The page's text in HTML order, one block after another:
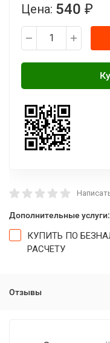
Цена: 540 ₽
Дополнительные услуги:
КУПИТЬ ПО
РАСЧЕТУ
Отзывы